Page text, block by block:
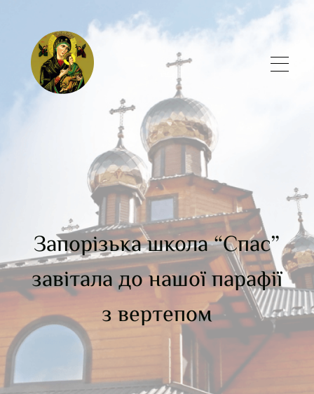
Запорізька школа “Спас”
завітала до нашої парафії
з вертепом